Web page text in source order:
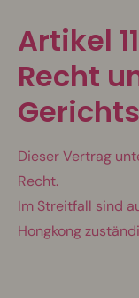
Artikel
Recht
Dieser Vertrag
Recht.
Im Streitfall sind
Hongkong